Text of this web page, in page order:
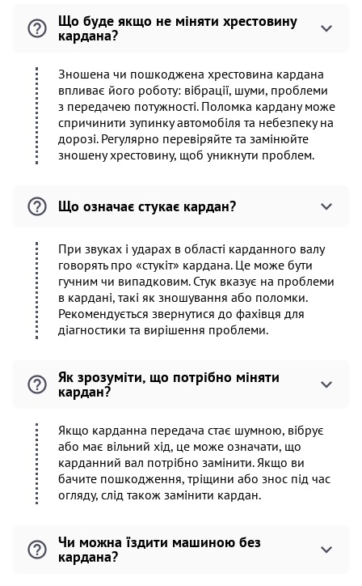
Що буде якщо не міняти хрестовину
кардана?
Зношена чи пошкоджена хрестовина кардана
впливає його роботу: вібрації, шуми, проблеми
з передачею потужності. Поломка кардану може
спричинити зупинку автомобіля та небезпеку на
дорозі. Регулярно перевіряйте та замінюйте
зношену хрестовину, щоб уникнути проблем.
Що означає стукає кардан?
При звуках і ударах в області карданного валу
говорять про «стукіт» кардана. Це може бути
гучним чи випадковим. Стук вказує на проблеми
в кардані, такі як зношування або поломки.
Рекомендується звернутися до фахівця для
діагностики та вирішення проблеми.
Як зрозуміти, що потрібно міняти
кардан?
Якщо карданна передача стає шумною, вібрує
або має вільний хід, це може означати, що
карданний вал потрібно замінити. Якщо ви
бачите пошкодження, тріщини або знос під час
огляду, слід також замінити кардан.
Чи можна їздити машиною без
кардана?